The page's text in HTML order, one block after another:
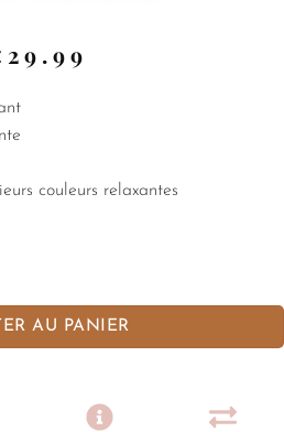
29.99
couleurs relaxantes
AU PANIER